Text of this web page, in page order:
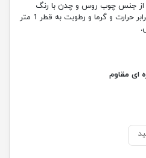
آتشدان ترنج ، 6 نفره، از جنس چوب روس و چدن با رنگ
مقاوم الکترواستاتیک مقاوم در برابر حرارت و گرما و رطوبت به قطر 1 متر
ای مقاوم